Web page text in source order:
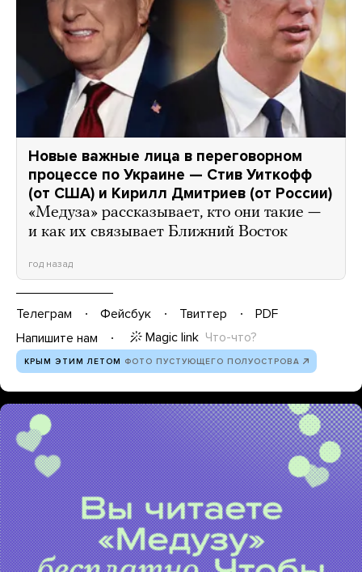
Новые важные лица в переговорном
процессе по Украине — Стив Уиткофф
(от США) и Кирилл Дмитриев (от России)
«Медуза» рассказывает, кто они такие —
и как их связывает Ближний Восток
год назад
Телеграм Фейсбук Твиттер
PDF
Напишите нам
Magic link Что-что?
КРЫМ ЭТИМ ЛЕТОМ ФОТО ПУСТУЮЩЕГО ПОЛУОСТРОВА